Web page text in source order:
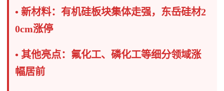
• 新材料：有机硅板块集体走强，东岳硅材2
0cm涨停
• 其他亮点：氟化工、磷化工等细分领域涨
幅居前